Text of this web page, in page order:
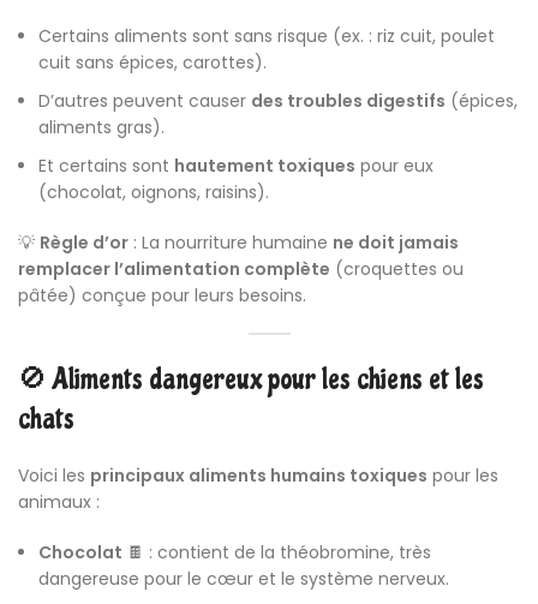
Certains aliments sont sans risque (ex. : riz cuit, poulet
cuit sans épices, carottes).
D’autres peuvent causer des troubles digestifs (épices,
aliments gras).
Et certains sont hautement toxiques pour eux
(chocolat, oignons, raisins).
💡 Règle d’or : La nourriture humaine ne doit jamais
remplacer l’alimentation complète (croquettes ou
pâtée) conçue pour leurs besoins.
🚫 Aliments dangereux pour les chiens et les
chats
Voici les principaux aliments humains toxiques pour les
animaux :
Chocolat 🍫 : contient de la théobromine, très
dangereuse pour le cœur et le système nerveux.